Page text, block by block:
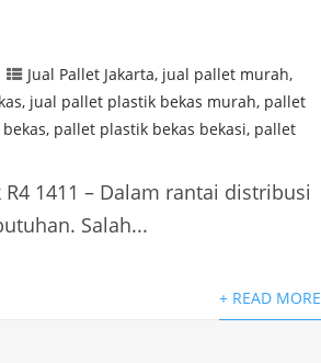
Jual Pallet Jakarta, jual pallet murah,
, jual pallet plastik bekas murah, pallet
, pallet plastik bekas bekasi, pallet
1411 – Dalam rantai distribusi
Salah...
+ READ MORE